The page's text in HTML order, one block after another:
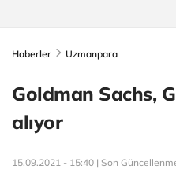
Haberler Uzmanpara
Goldman Sachs,
alıyor
15.09.2021 - 15:40 | Son